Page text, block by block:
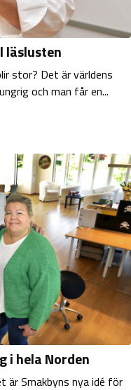
läslusten
stor? Det är världens
och man får en...
i hela Norden
är Smakbyns nya idé för